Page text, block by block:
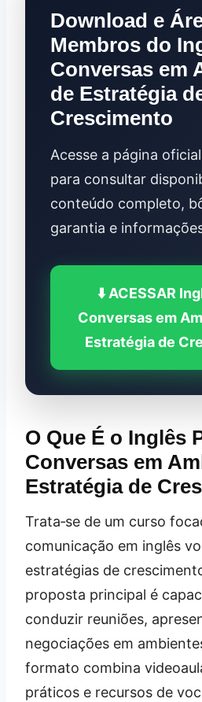
Download e
Membros do
Conversas em
de Estratégia
Crescimento
Acesse a página
para consultar
conteúdo completo,
garantia e
⬇️ ACESSAR
Conversas em
Estratégia de
O Que É o Inglês
Conversas em
Estratégia de
Trata‑se de um curso
comunicação em inglês
estratégias de
proposta principal é
conduzir reuniões,
negociações em
formato combina
práticos e recursos de